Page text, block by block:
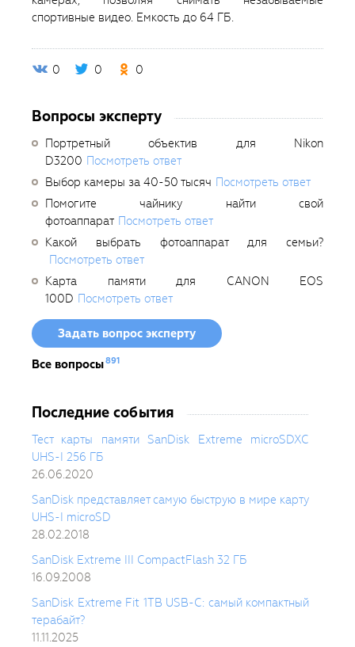
спортивные видео. Емкость до 64 ГБ.
0 0 0
Вопросы эксперту
Портретный объектив для Nikon
D3200 Посмотреть ответ
Выбор камеры за 40-50 тысяч Посмотреть ответ
Помогите чайнику найти свой
фотоаппарат Посмотреть ответ
Какой выбрать фотоаппарат для семьи?
Посмотреть ответ
Карта памяти для CANON EOS
100D Посмотреть ответ
Задать вопрос эксперту
Все вопросы891
Последние события
Тест карты памяти SanDisk Extreme microSDXC
UHS-I 256 ГБ
26.06.2020
SanDisk представляет самую быструю в мире карту
UHS-I microSD
28.02.2018
SanDisk Extreme III CompactFlash 32 ГБ
16.09.2008
SanDisk Extreme Fit 1TB USB-C: самый компактный
терабайт?
11.11.2025